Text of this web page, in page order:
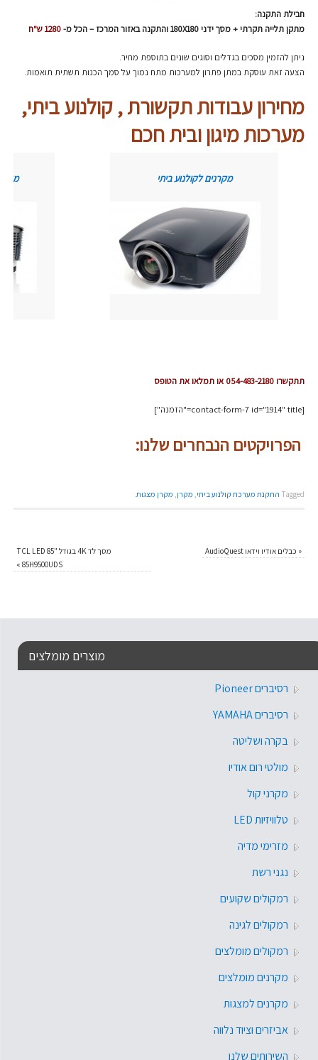
חבילת התקנה:
מתקן תלייה תקרתי + מסך ידני 180X180 והתקנה באזור המרכז –
הכל מ-1280 ש"ח
ניתן להזמין מסכים בגדלים וסוגים שונים בתוספת מחיר.
הצעה זאת עוסקת במתן פתרון למערכות מתח נמוך על סמך הכנות תשתית תואמות.
מחירון עבודות תקשורת , קולנוע ביתי,
מערכות מיגון ובית חכם
מקרנים לקולנוע ביתי
תתקשרו 054-483-2180 או תמלאו את הטופס
[contact-form-7 id="1914" title="הזמנה"]
הפרויקטים הנבחרים שלנו:
Tagged התקנת מערכת קולנוע ביתי מקרן מקרן מצגות
« כבלים אודיו וידאו AudioQuest
מסך לד 4K בגודל "85 TCL LED
85H9500UDS
»
מוצרים מומלצים
רסיברים Pioneer
רסיברים YAMAHA
בקרה ושליטה
מולטי רום אודיו
מקרני קול
טלוויזיות LED
מזרימי מדיה
נגני רשת
רמקולים שקועים
רמקולים לגינה
רמקולים מומלצים
מקרנים מומלצים
מקרנים למצגות
אביזרים וציוד נלווה
השירותים שלנו